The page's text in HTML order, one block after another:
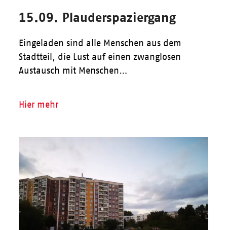
15.09. Plauderspaziergang
Eingeladen sind alle Menschen aus dem
Stadtteil, die Lust auf einen zwanglosen
Austausch mit Menschen…
Hier mehr